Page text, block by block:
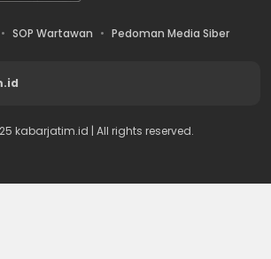
SOP Wartawan Pedoman Media Siber
kabarjatim.id | All rights reserved.